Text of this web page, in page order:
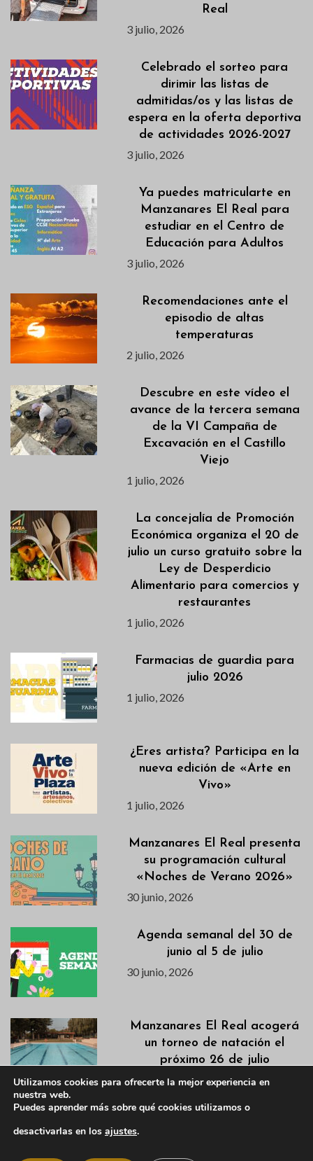
Real
3 julio, 2026
Celebrado el sorteo para
dirimir las listas de
admitidas/os y las listas de
espera en la oferta deportiva
de actividades 2026-2027
3 julio, 2026
Ya puedes matricularte en
Manzanares El Real para
estudiar en el Centro de
Educación para Adultos
3 julio, 2026
Recomendaciones ante el
episodio de altas
temperaturas
2 julio, 2026
Descubre en este vídeo el
avance de la tercera semana
de la VI Campaña de
Excavación en el Castillo
Viejo
1 julio, 2026
La concejalía de Promoción
Económica organiza el 20 de
julio un curso gratuito sobre la
Ley de Desperdicio
Alimentario para comercios y
restaurantes
1 julio, 2026
Farmacias de guardia para
julio 2026
1 julio, 2026
¿Eres artista? Participa en la
nueva edición de «Arte en
Vivo»
1 julio, 2026
Manzanares El Real presenta
su programación cultural
«Noches de Verano 2026»
30 junio, 2026
Agenda semanal del 30 de
junio al 5 de julio
30 junio, 2026
Manzanares El Real acogerá
un torneo de natación el
próximo 26 de julio
30 junio, 2026
Pleno Ordinario del 2 de julio
Utilizamos cookies para ofrecerte la mejor experiencia en
nuestra web.
Puedes aprender más sobre qué cookies utilizamos o
desactivarlas en los ajustes.